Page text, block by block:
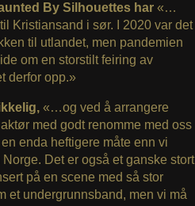
By Silhouettes har «…
Kristiansand i sør. I 2020 var det
til utlandet, men pandemien
om en storstilt feiring av
derfor opp.»
«…og ved å arrangere
med godt renomme med oss
enda heftigere måte enn vi
Det er også et ganske stort
på en scene med så stor
et undergrunnsband, men vi må